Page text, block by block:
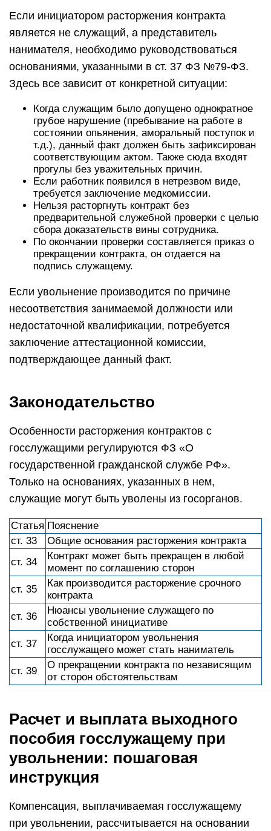
Если инициатором расторжения контракта
является не служащий, а представитель
нанимателя, необходимо руководствоваться
основаниями, указанными в ст. 37 ФЗ №79-ФЗ.
Здесь все зависит от конкретной ситуации:
Когда служащим было допущено однократное
грубое нарушение (пребывание на работе в
состоянии опьянения, аморальный поступок и
т.д.), данный факт должен быть зафиксирован
соответствующим актом. Также сюда входят
прогулы без уважительных причин.
Если работник появился в нетрезвом виде,
требуется заключение медкомиссии.
Нельзя расторгнуть контракт без
предварительной служебной проверки с целью
сбора доказательств вины сотрудника.
По окончании проверки составляется приказ о
прекращении контракта, он отдается на
подпись служащему.
Если увольнение производится по причине
несоответствия занимаемой должности или
недостаточной квалификации, потребуется
заключение аттестационной комиссии,
подтверждающее данный факт.
Законодательство
Особенности расторжения контрактов с
госслужащими регулируются ФЗ «О
государственной гражданской службе РФ».
Только на основаниях, указанных в нем,
служащие могут быть уволены из госорганов.
Статья Пояснение
ст. 33
Общие основания расторжения контракта
ст. 34
Контракт может быть прекращен в любой
момент по соглашению сторон
ст. 35
Как производится расторжение срочного
контракта
ст. 36
Нюансы увольнение служащего по
собственной инициативе
ст. 37
Когда инициатором увольнения
госслужащего может стать наниматель
ст. 39
О прекращении контракта по независящим
от сторон обстоятельствам
Расчет и выплата выходного
пособия госслужащему при
увольнении: пошаговая
инструкция
Компенсация, выплачиваемая госслужащему
при увольнении, рассчитывается на основании